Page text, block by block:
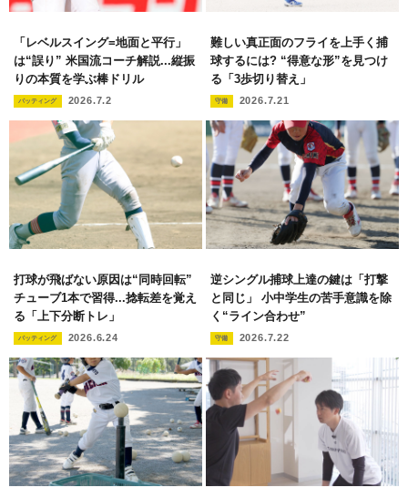
「レベルスイング=地面と平行」
は“誤り” 米国流コーチ解説...縦振
りの本質を学ぶ棒ドリル
バッティング 2026.7.2
難しい真正面のフライを上手く捕
球するには? “得意な形”を見つけ
る「3歩切り替え」
守備 2026.7.21
打球が飛ばない原因は“同時回転”
チューブ1本で習得...捻転差を覚え
る「上下分断トレ」
バッティング 2026.6.24
逆シングル捕球上達の鍵は「打撃
と同じ」 小中学生の苦手意識を除
く“ライン合わせ”
守備 2026.7.22